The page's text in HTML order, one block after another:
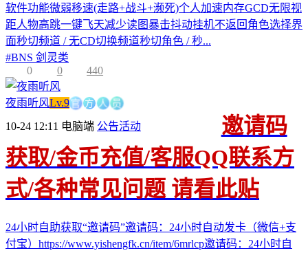
软件功能微弱移速(走路+战斗+濒死)个人加速内存GCD无限视
距人物高跳一键飞天减少读图暴击抖动挂机不返回角色选择界
面秒切频道 / 无CD切换频道秒切角色 / 秒...
#BNS 剑灵类
0
0 440
夜雨听风Lv.9官方人员
10-24 12:11 电脑端 公告活动
邀请码
获取/金币充值/客服QQ联系方
式/各种常见问题 请看此贴
24小时自助获取“邀请码”邀请码：24小时自动发卡（微信+支
付宝）https://www.yishengfk.cn/item/6mrlcp邀请码：24小时自